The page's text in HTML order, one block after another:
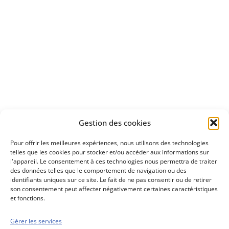
Gestion des cookies
Pour offrir les meilleures expériences, nous utilisons des technologies
telles que les cookies pour stocker et/ou accéder aux informations sur
l'appareil. Le consentement à ces technologies nous permettra de traiter
des données telles que le comportement de navigation ou des
identifiants uniques sur ce site. Le fait de ne pas consentir ou de retirer
son consentement peut affecter négativement certaines caractéristiques
et fonctions.
Gérer les services
Découvrez
Conseils boursiers depuis 1952